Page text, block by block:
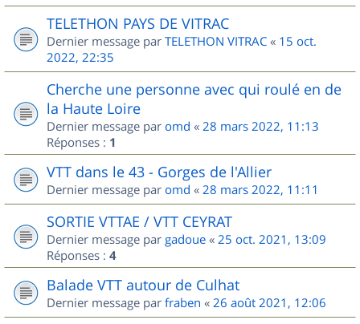
TELETHON PAYS DE VITRAC
Dernier message par TELETHON VITRAC « 15 oct.
2022, 22:35
Cherche une personne avec qui roulé en de
la Haute Loire
Dernier message par omd « 28 mars 2022, 11:13
Réponses : 1
VTT dans le 43 - Gorges de l'Allier
Dernier message par omd « 28 mars 2022, 11:11
SORTIE VTTAE / VTT CEYRAT
Dernier message par gadoue « 25 oct. 2021, 13:09
Réponses : 4
Balade VTT autour de Culhat
Dernier message par fraben « 26 août 2021, 12:06